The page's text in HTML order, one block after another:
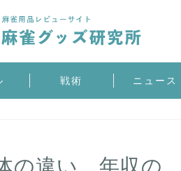
戦術 ニュース
の違い、年収の